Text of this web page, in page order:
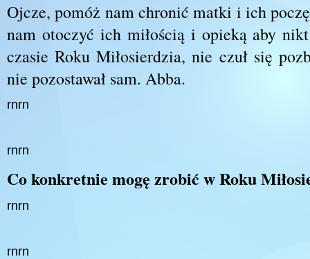
Ojcze, pomóż nam chronić matki i ich
nam otoczyć ich miłością i opieką aby
czasie Roku Miłosierdzia, nie czuł się
nie pozostawał sam. Abba.
rnrn
rnrn
Co konkretnie mogę zrobić w Roku
rnrn
rnrn